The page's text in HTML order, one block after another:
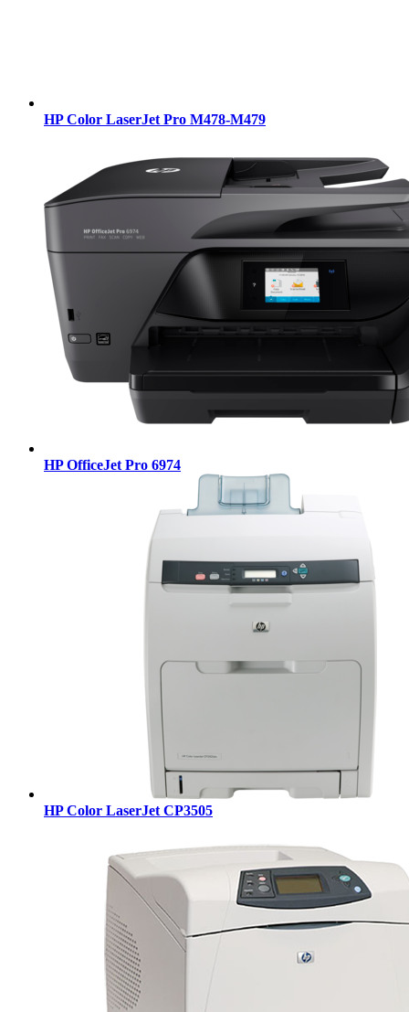
HP Color LaserJet Pro M478-M479
HP OfficeJet Pro 6974
HP Color LaserJet CP3505